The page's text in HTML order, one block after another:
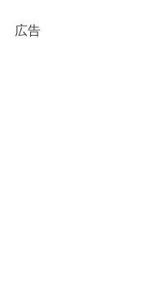
広告